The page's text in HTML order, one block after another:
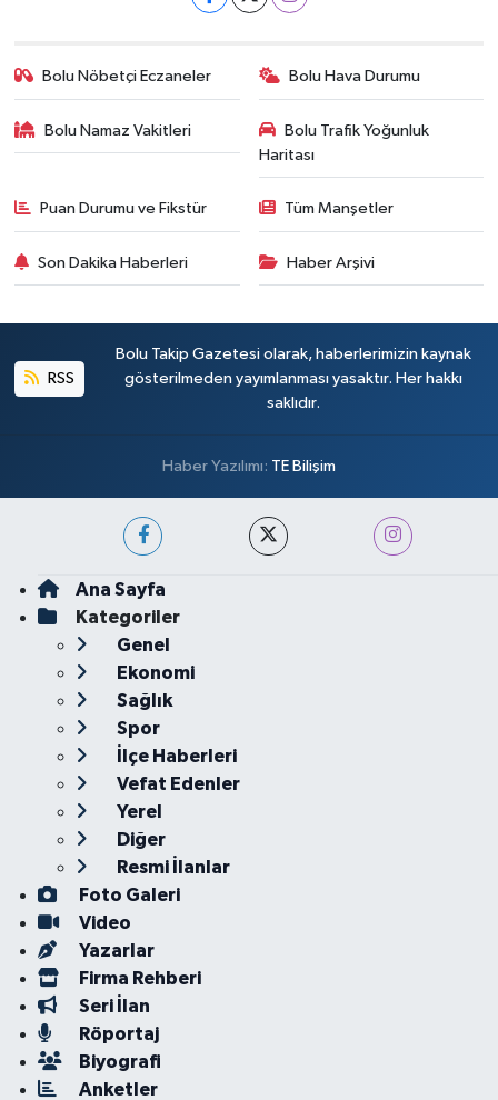
Bolu Nöbetçi Eczaneler Bolu Hava Durumu
Bolu Namaz Vakitleri
Bolu Trafik Yoğunluk
Haritası
Puan Durumu ve Fikstür Tüm Manşetler
Son Dakika Haberleri Haber Arşivi
RSS
Bolu Takip Gazetesi olarak, haberlerimizin kaynak
gösterilmeden yayımlanması yasaktır. Her hakkı
saklıdır.
Haber Yazılımı: TE Bilişim
Ana Sayfa
Kategoriler
Genel
Ekonomi
Sağlık
Spor
İlçe Haberleri
Vefat Edenler
Yerel
Diğer
Resmi İlanlar
Foto Galeri
Video
Yazarlar
Firma Rehberi
Seri İlan
Röportaj
Biyografi
Anketler